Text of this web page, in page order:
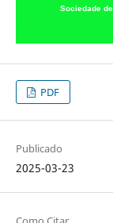
PDF
Publicado
2025-03-23